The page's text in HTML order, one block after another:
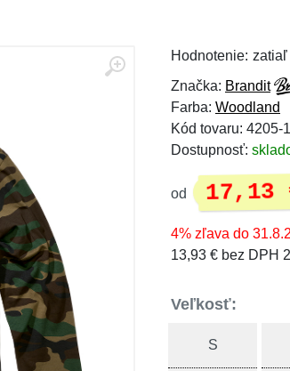
Hodnotenie: zatiaľ
Značka: Brandit
Farba: Woodland
Kód tovaru: 4205-
Dostupnosť:
od 17,13
4% zľava do
13,93 € bez DPH
Veľkosť:
S